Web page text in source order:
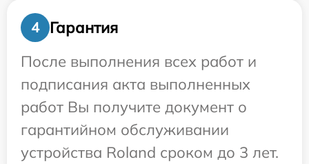
4
Гарантия
После выполнения всех работ и
подписания акта выполненных
работ Вы получите документ о
гарантийном обслуживании
устройства Roland сроком до 3 лет.